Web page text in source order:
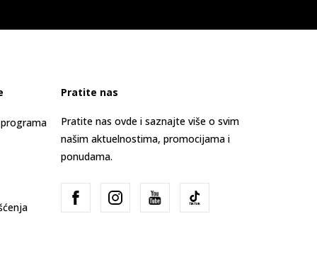
Pratite nas
Pratite nas ovde i saznajte više o svim
našim aktuelnostima, promocijama i
ponudama.